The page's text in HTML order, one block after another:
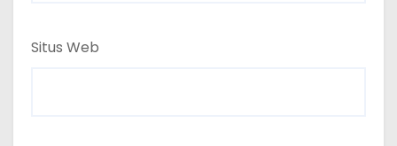
Situs Web